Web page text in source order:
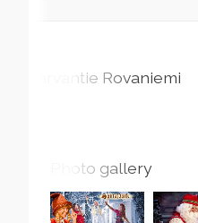
Tarvantie Rovaniemi
Photo gallery